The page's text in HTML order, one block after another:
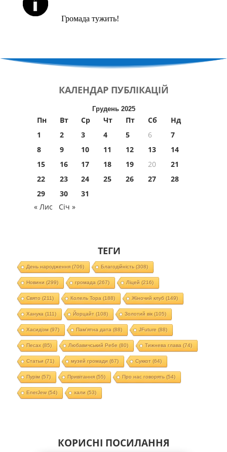
Громада тужить!
КАЛЕНДАР ПУБЛІКАЦІЙ
Грудень 2025
Пн Вт Ср Чт Пт Сб
Нд
1
2 3 4 5 6
7
8
9 10 11 12 13
14
15
16 17 18 19 20
21
22
23 24 25 26 27
28
29
30
31
« Лис
Січ »
ТЕГИ
День народження(706) Благодійність(308)
Новини (299) громада (267) Ліцей (216)
Свято (211) Колель Тора (188) Жіночий клуб (149)
Ханука (111) Йорцайт (108) Золотий вік(105)
Хасидізм (97) Пам'ятна дата (88) JFuture (88)
Песах(85) Любавичський Ребе (80) Тижнева глава (74)
Статьи (71) музей громади (67) Суккот (64)
Пурім (57) Привітання(55) Про нас говорять(54)
EnerJew(54) хали (53)
КОРИСНІ ПОСИЛАННЯ